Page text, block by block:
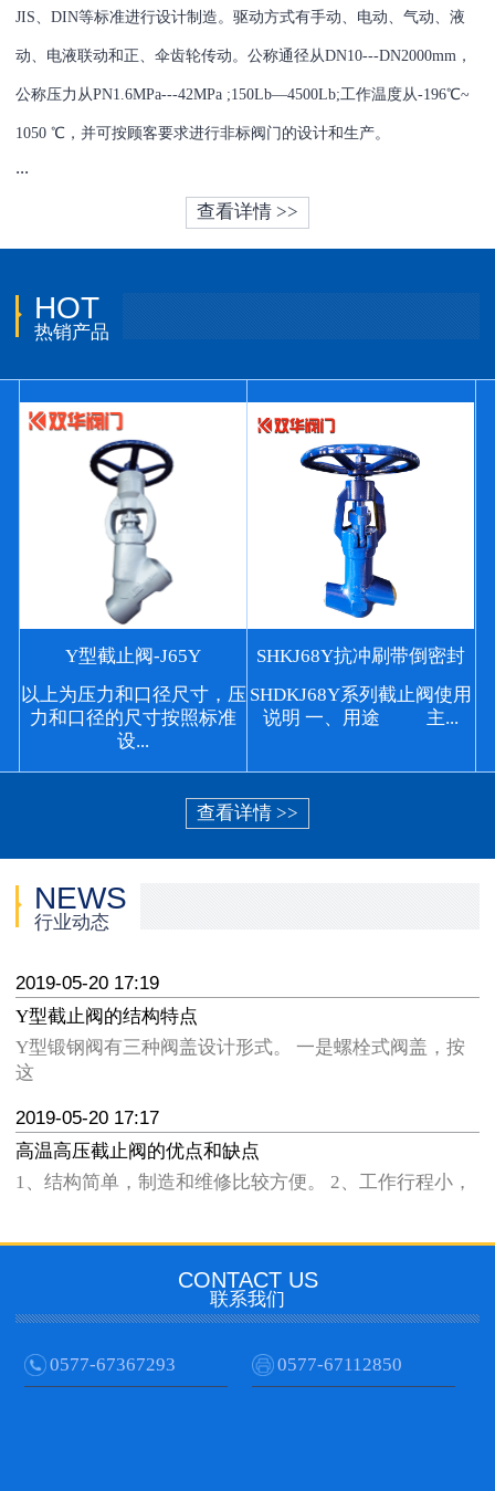
JIS、DIN等标准进行设计制造。驱动方式有手动、电动、气动、液
动、电液联动和正、伞齿轮传动。公称通径从DN10---DN2000mm，
公称压力从PN1.6MPa---42MPa ;150Lb—4500Lb;工作温度从-196℃~
1050 ℃，并可按顾客要求进行非标阀门的设计和生产。
...
查看详情 >>
HOT
热销产品
Y型截止阀-J65Y
以上为压力和口径尺寸，压
力和口径的尺寸按照标准
设...
SHKJ68Y抗冲刷带倒密封
SHDKJ68Y系列截止阀使用
说明 一、用途 主...
查看详情 >>
NEWS
行业动态
2019-05-20 17:19
Y型截止阀的结构特点
Y型锻钢阀有三种阀盖设计形式。 一是螺栓式阀盖，按
这
2019-05-20 17:17
高温高压截止阀的优点和缺点
1、结构简单，制造和维修比较方便。 2、工作行程小，
CONTACT US
联系我们
0577-67367293 0577-67112850